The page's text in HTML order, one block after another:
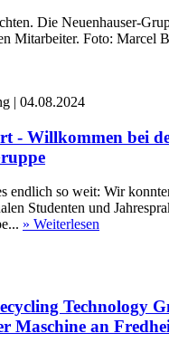
Die Neuenhauser-
Mitarbeiter. Foto: Marcel
| 04.08.2024
- Willkommen bei
endlich so weit: Wir
Studenten und
» Weiterlesen
Technology
Maschine an